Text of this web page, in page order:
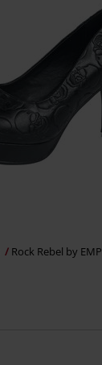
Rock Rebel by EMP